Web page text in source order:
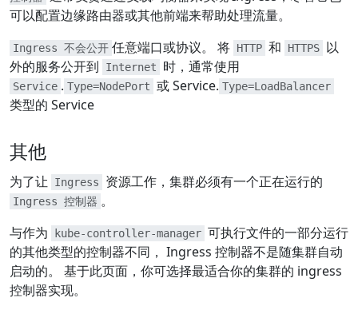
可以配置边缘路由器或其他前端来帮助处理流量。
Ingress 不会公开 任意端口或协议。 将 HTTP 和 HTTPS 以
外的服务公开到
Internet 时，通常使用
Service . Type=NodePort 或 Service. Type=LoadBalancer
类型的 Service
其他
为了让 Ingress 资源工作，集群必须有一个正在运行的
Ingress 控制器 。
与作为
kube-controller-manager 可执行文件的一部分运行
的其他类型的控制器不同， Ingress 控制器不是随集群自动
启动的。 基于此页面，你可选择最适合你的集群的 ingress
控制器实现。